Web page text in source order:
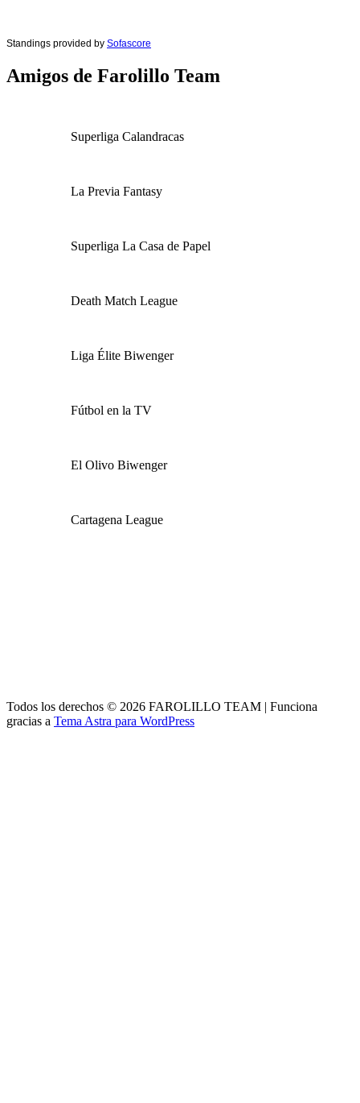
Standings provided by Sofascore
Amigos de Farolillo Team
Superliga Calandracas
La Previa Fantasy
Superliga La Casa de Papel
Death Match League
Liga Élite Biwenger
Fútbol en la TV
El Olivo Biwenger
Cartagena League
Todos los derechos © 2026 FAROLILLO TEAM | Funciona
gracias a Tema Astra para WordPress